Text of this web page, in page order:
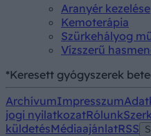
Aranyér kezelése
Kemoterápia
Szürkehályog
Vízszerű
*Keresett gyógyszerek
ArchívumImpresszum
jogi nyilatkozatRólunk
küldetésMédiaajánlatRSS